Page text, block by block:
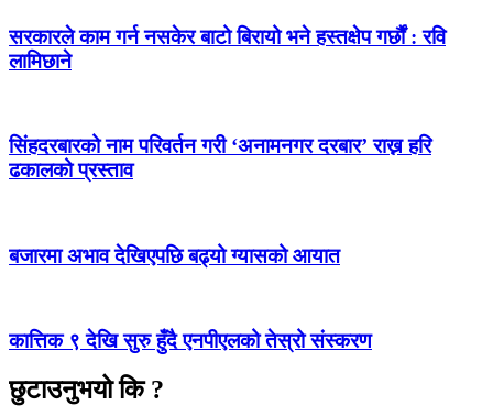
सरकारले काम गर्न नसकेर बाटो बिरायो भने हस्तक्षेप गर्छौं : रवि
लामिछाने
सिंहदरबारको नाम परिवर्तन गरी ‘अनामनगर दरबार’ राख्न हरि
ढकालको प्रस्ताव
बजारमा अभाव देखिएपछि बढ्यो ग्यासको आयात
कात्तिक ९ देखि सुरु हुँदै एनपीएलको तेस्रो संस्करण
छुटाउनुभयो कि ?